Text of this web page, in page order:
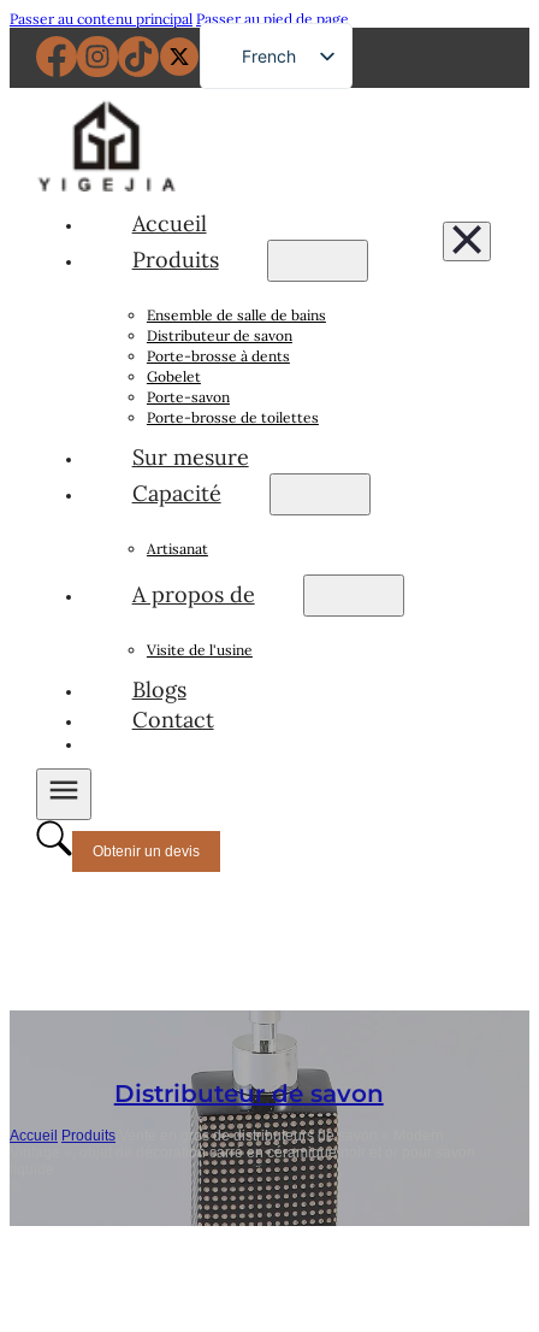
Passer au contenu principal Passer au pied de page
French
English
Arabic
Accueil
Produits
Ensemble de salle de bains
Distributeur de savon
Porte-brosse à dents
Gobelet
Porte-savon
Porte-brosse de toilettes
Sur mesure
Capacité
Artisanat
A propos de
Visite de l'usine
Blogs
Contact
Obtenir un devis
Distributeur de savon
Accueil Produits
Vente en gros de distributeurs de savon « Modern
Vintage », objet de décoration carré en céramique noir et or pour savon